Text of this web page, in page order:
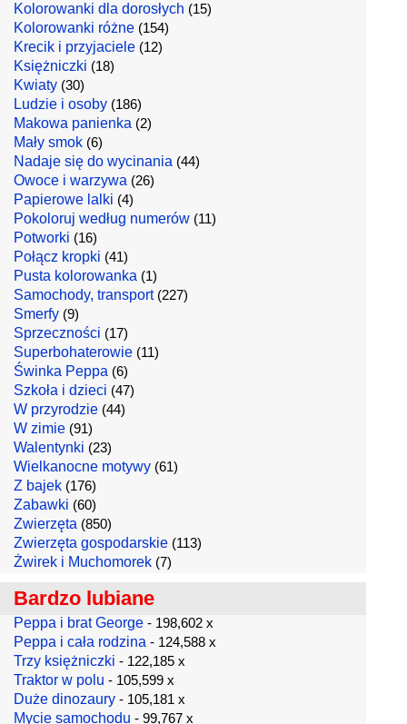
Kolorowanki dla dorosłych (15)
Kolorowanki różne (154)
Krecik i przyjaciele (12)
Księżniczki (18)
Kwiaty (30)
Ludzie i osoby (186)
Makowa panienka (2)
Mały smok (6)
Nadaje się do wycinania (44)
Owoce i warzywa (26)
Papierowe lalki (4)
Pokoloruj według numerów (11)
Potworki (16)
Połącz kropki (41)
Pusta kolorowanka (1)
Samochody, transport(227)
Smerfy (9)
Sprzeczności (17)
Superbohaterowie (11)
Świnka Peppa (6)
Szkoła i dzieci (47)
W przyrodzie (44)
W zimie (91)
Walentynki (23)
Wielkanocne motywy (61)
Z bajek (176)
Zabawki (60)
Zwierzęta (850)
Zwierzęta gospodarskie (113)
Żwirek i Muchomorek (7)
Bardzo lubiane
Peppa i brat George - 198,602 x
Peppa i cała rodzina - 124,588 x
Trzy księżniczki - 122,185 x
Traktor w polu - 105,599 x
Duże dinozaury - 105,181 x
Mycie samochodu - 99,767 x